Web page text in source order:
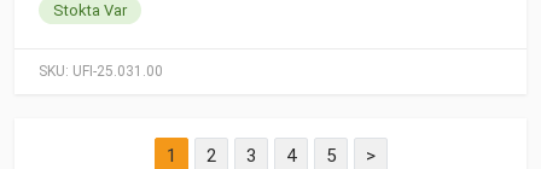
SKU: UFI-25.031.00
Stokta Var
1 2 3 4 5
>